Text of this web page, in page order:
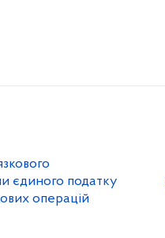
єдиного податку
операцій